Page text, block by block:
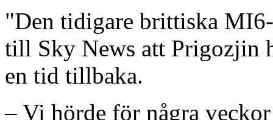
"Den tidigare brittiska
till Sky News att Prigozjin
en tid tillbaka.
– Vi hörde för några